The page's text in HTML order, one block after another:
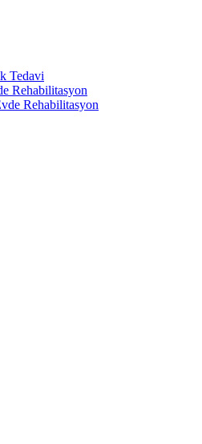
Tedavi
Rehabilitasyon
Rehabilitasyon